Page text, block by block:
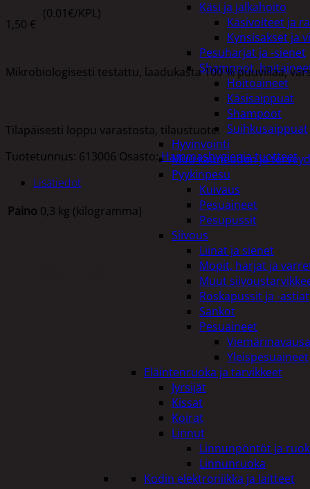
Käsi ja jalkahoito
Käsivoiteet ja
Kynsisakset ja
Pesuharjat ja -sienet
Shampoot,
Hoitoaineet
Käsisaippuat
Shampoot
Suihkusaippuat
Hyvinvointi
Muu kauneuden ja
Pyykinpesu
Kuivaus
Pesuaineet
Pesupussit
Siivous
Liinat ja sienet
Mopit, harjat ja
Muut
Roskapussit ja -astiat
Sankot
Pesuaineet
Yleispesuaineet
Eläintenruoka ja tarvikkeet
Jyrsijät
Kissat
Koirat
Linnut
Linnunpöntöt ja
Linnunruoka
Kodin elektroniikka ja laitteet
1,50 €
(0.01€/KPL)
Mikrobiologisesti testattu, laadukasta 100 % puuvillaa,
Tilapäisesti loppu varastosta, tilaustuote.
Tuotetunnus: 613006 Osasto:Hammashygienia tuotteet
Lisätiedot
Paino 0,3 kg (kilogramma)